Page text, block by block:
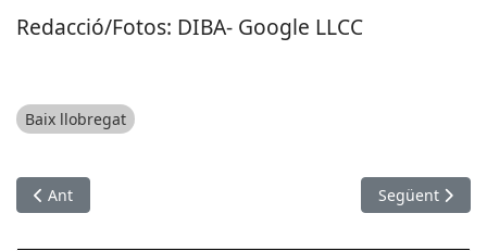
Redacció/Fotos: DIBA- Google LLCC
Baix llobregat
Article anterior: TMB convoca 450 places per reforçar les
Ant Article
Següent